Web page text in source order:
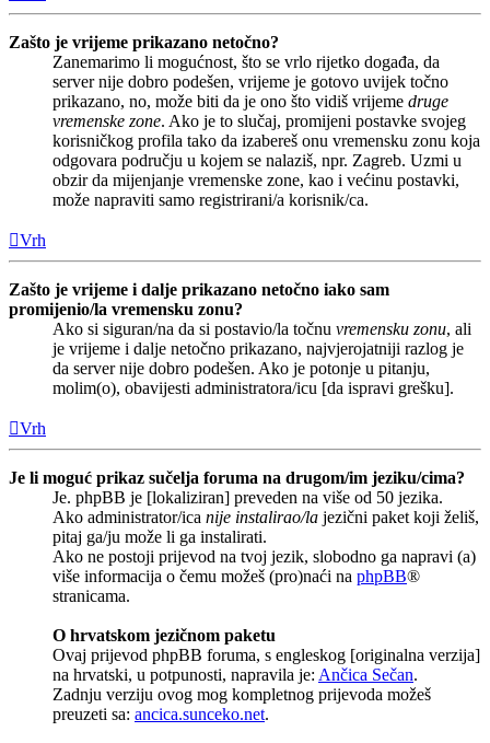
Zašto je vrijeme prikazano netočno?
Zanemarimo li mogućnost, što se vrlo rijetko događa, da
server nije dobro podešen, vrijeme je gotovo uvijek točno
prikazano, no, može biti da je ono što vidiš vrijeme druge
vremenske zone. Ako je to slučaj, promijeni postavke svojeg
korisničkog profila tako da izabereš onu vremensku zonu koja
odgovara području u kojem se nalaziš, npr. Zagreb. Uzmi u
obzir da mijenjanje vremenske zone, kao i većinu postavki,
može napraviti samo registrirani/a korisnik/ca.
Vrh
Zašto je vrijeme i dalje prikazano netočno iako sam
promijenio/la vremensku zonu?
Ako si siguran/na da si postavio/la točnu vremensku zonu, ali
je vrijeme i dalje netočno prikazano, najvjerojatniji razlog je
da server nije dobro podešen. Ako je potonje u pitanju,
molim(o), obavijesti administratora/icu [da ispravi grešku].
Vrh
Je li moguć prikaz sučelja foruma na drugom/im jeziku/cima?
Je. phpBB je [lokaliziran] preveden na više od 50 jezika.
Ako administrator/ica nije instalirao/la jezični paket koji želiš,
pitaj ga/ju može li ga instalirati.
Ako ne postoji prijevod na tvoj jezik, slobodno ga napravi (a)
više informacija o čemu možeš (pro)naći na phpBB®
stranicama.
O hrvatskom jezičnom paketu
Ovaj prijevod phpBB foruma, s engleskog [originalna verzija]
na hrvatski, u potpunosti, napravila je: Ančica Sečan.
Zadnju verziju ovog mog kompletnog prijevoda možeš
preuzeti sa: ancica.sunceko.net.